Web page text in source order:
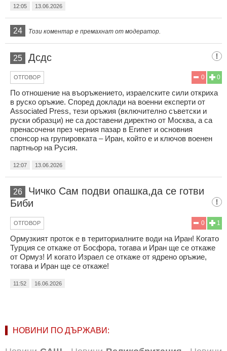
12:05 13.06.2026
24 Този коментар е премахнат от модератор.
25 Дсдс
0
0
ОТГОВОР
По отношение на въоръжението, израелските сили откриха
в руско оръжие. Според доклади на военни експерти от
Associated Press, тези оръжия (включително съветски и
руски образци) не са доставени директно от Москва, а са
пренасочени през черния пазар в Египет и основния
спонсор на групировката – Иран, който е и ключов военен
партньор на Русия.
12:07 13.06.2026
26
Чичко Сам подви опашка,да се готви
Биби
1
0
ОТГОВОР
Ормузкият проток е в териториалните води на Иран! Когато
Турция се откаже от Босфора, тогава и Иран ще се откаже
от Ормуз! И когато Израел се откаже от ядрено оръжие,
тогава и Иран ще се откаже!
11:52 16.06.2026
НОВИНИ ПО ДЪРЖАВИ: